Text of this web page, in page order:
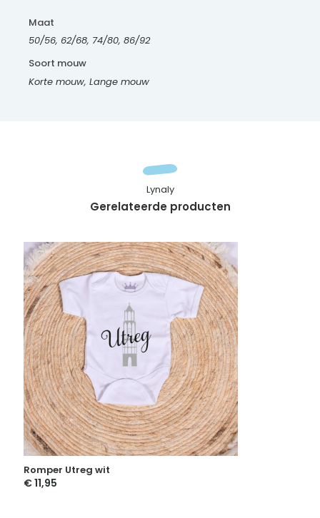
Maat
50/56, 62/68, 74/80, 86/92
Soort mouw
Korte mouw, Lange mouw
Gerelateerde producten
Lynaly
Romper Utreg wit
€11,95